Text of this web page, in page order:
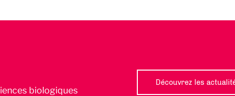
biologiques
Découvrez les